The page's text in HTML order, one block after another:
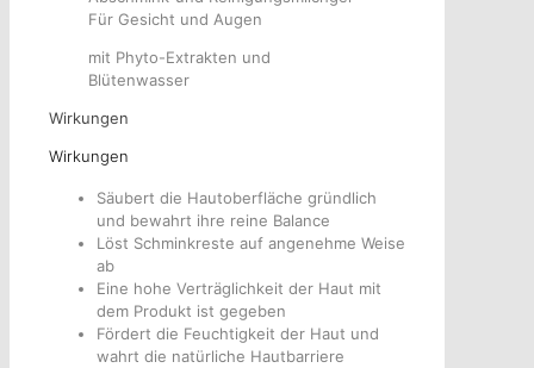
Für Gesicht und Augen
mit Phyto-Extrakten und
Blütenwasser
Wirkungen
Wirkungen
Säubert die Hautoberfläche gründlich
und bewahrt ihre reine Balance
Löst Schminkreste auf angenehme Weise
ab
Eine hohe Verträglichkeit der Haut mit
dem Produkt ist gegeben
Fördert die Feuchtigkeit der Haut und
wahrt die natürliche Hautbarriere